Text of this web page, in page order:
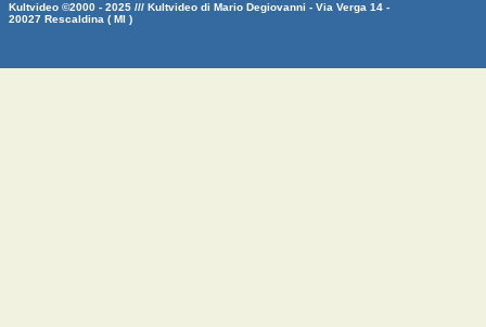
Kultvideo ©2000 - 2025 /// Kultvideo di Mario Degiovanni - Via Verga 14 -
20027 Rescaldina ( MI )